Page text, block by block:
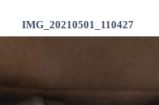
IMG_20210501_110427